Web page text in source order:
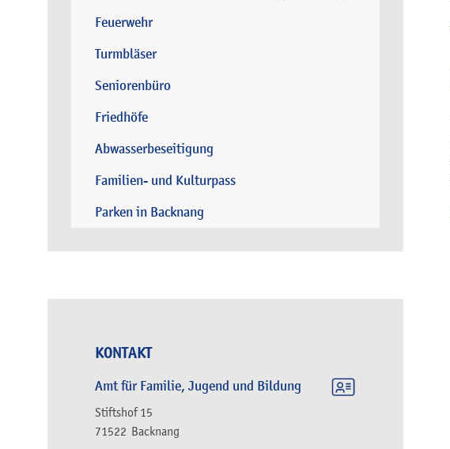
Feuerwehr
Turmbläser
Seniorenbüro
Friedhöfe
Abwasserbeseitigung
Familien- und Kulturpass
Parken in Backnang
KONTAKT
Amt für Familie, Jugend und Bildung
Stiftshof 15
71522 Backnang